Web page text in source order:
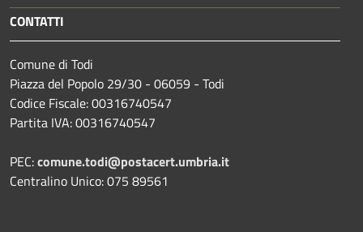
CONTATTI
Comune di Todi
Piazza del Popolo 29/30 - 06059 - Todi
Codice Fiscale: 00316740547
Partita IVA: 00316740547
PEC:comune.todi@postacert.umbria.it
Centralino Unico: 075 89561